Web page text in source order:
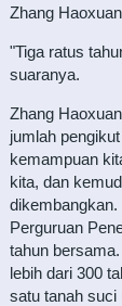
Zhang
"Tiga ratus
suaranya.
Zhang
jumlah
kemampuan
kita, dan
dikembangkan.
Perguruan
tahun
lebih dari 300
satu tanah